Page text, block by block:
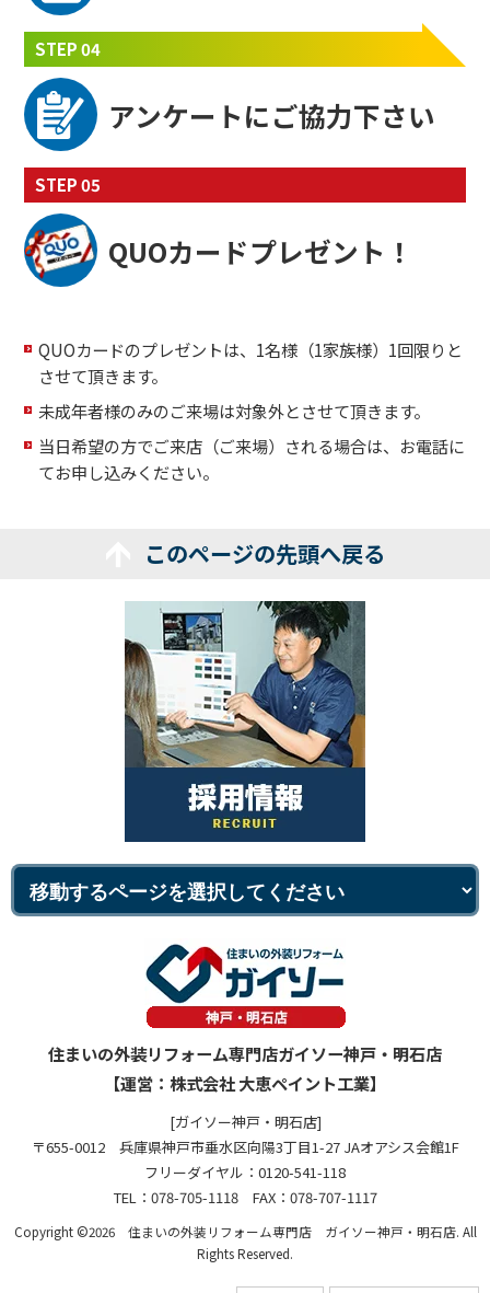
STEP 04
アンケートにご協力下さい
STEP 05
QUOカードプレゼント！
QUOカードのプレゼントは、1名様（1家族様）1回限りと
させて頂きます。
未成年者様のみのご来場は対象外とさせて頂きます。
当日希望の方でご来店（ご来場）される場合は、お電話に
てお申し込みください。
このページの先頭へ戻る
住まいの外装リフォーム専門店ガイソー神戸・明石店
【運営：株式会社 大恵ペイント工業】
[ガイソー神戸・明石店]
〒655-0012 兵庫県神戸市垂水区向陽3丁目1-27 JAオアシス会館1F
フリーダイヤル：0120-541-118
TEL：078-705-1118 FAX：078-707-1117
Copyright ©2026 住まいの外装リフォーム専門店 ガイソー神戸・明石店. All
Rights Reserved.